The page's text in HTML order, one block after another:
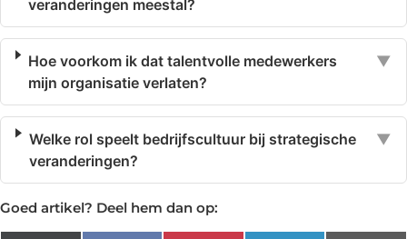
veranderingen meestal?
Hoe voorkom ik dat talentvolle medewerkers
mijn organisatie verlaten?
▼
Welke rol speelt bedrijfscultuur bij strategische
veranderingen?
▼
Goed artikel? Deel hem dan op: